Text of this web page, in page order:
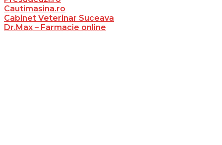
Cautimasina.ro
Cabinet Veterinar Suceava
Dr.Max – Farmacie online